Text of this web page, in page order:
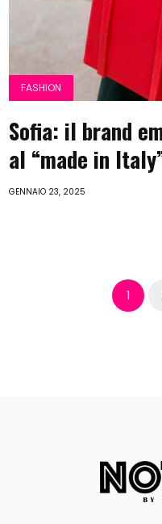
FASHION
Sofia: il brand
al “made in
GENNAIO 23, 2025
1